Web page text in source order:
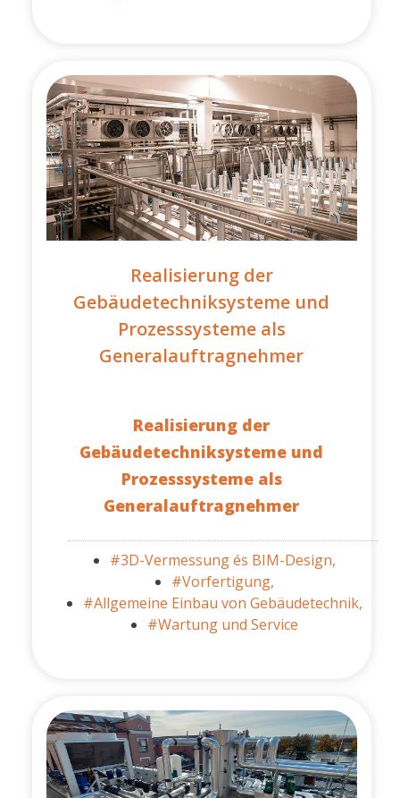
Realisierung der
Gebäudetechniksysteme und
Prozesssysteme als
Generalauftragnehmer
Realisierung der
Gebäudetechniksysteme und
Prozesssysteme als
Generalauftragnehmer
#3D-Vermessung és BIM-Design,
#Vorfertigung,
#Allgemeine Einbau von Gebäudetechnik,
#Wartung und Service